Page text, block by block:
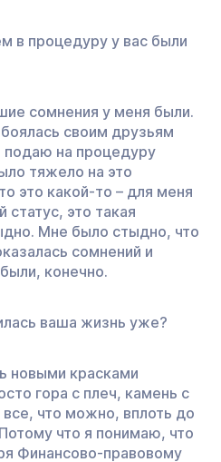
в процедуру у вас были
сомнения у меня были.
своим друзьям
подаю на процедуру
тяжело на это
это какой-то – для меня
статус, это такая
Мне было стыдно, что
сомнений и
конечно.
ваша жизнь уже?
новыми красками
гора с плеч, камень с
что можно, вплоть до
что я понимаю, что
Финансово-правовому